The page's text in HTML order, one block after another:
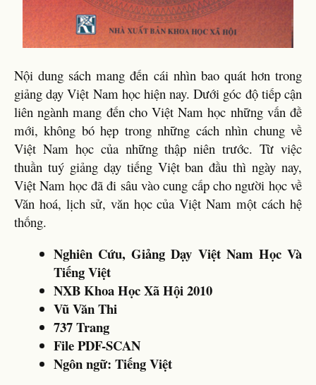
Nội dung sách mang đến cái nhìn bao quát hơn trong
giảng dạy Việt Nam học hiện nay. Dưới góc độ tiếp cận
liên ngành mang đến cho Việt Nam học những vấn đề
mới, không bó hẹp trong những cách nhìn chung về
Việt Nam học của những thập niên trước. Từ việc
thuần tuý giảng dạy tiếng Việt ban đầu thì ngày nay,
Việt Nam học đã đi sâu vào cung cấp cho người học về
Văn hoá, lịch sử, văn học của Việt Nam một cách hệ
thống.
Nghiên Cứu, Giảng Dạy Việt Nam Học Và
Tiếng Việt
NXB Khoa Học Xã Hội 2010
Vũ Văn Thi
737 Trang
File PDF-SCAN
Ngôn ngữ: Tiếng Việt